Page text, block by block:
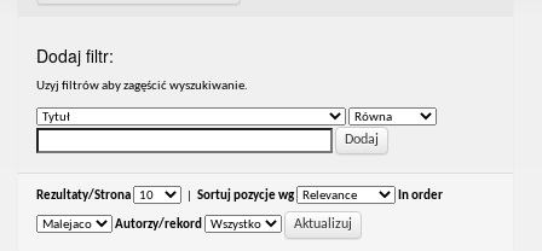
Dodaj filtr:
Uzyj filtrów aby zagęścić wyszukiwanie.
Rezultaty/Strona Sortuj pozycje wg In order
Autorzy/rekord